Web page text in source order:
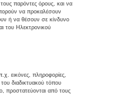
παρόντες όρους, και να
να προκαλέσουν
ή να θέσουν σε κίνδυνο
του Ηλεκτρονικού
εικόνες, πληροφορίες,
διαδικτυακού τόπου
προστατεύονται από τους